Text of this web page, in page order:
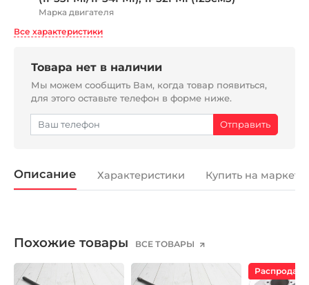
Марка двигателя
Все характеристики
Товара нет в наличии
Мы можем сообщить Вам, когда товар появиться,
для этого оставьте телефон в форме ниже.
Описание Характеристики Купить на
Похожие товары ВСЕ ТОВАРЫ
Распродажа